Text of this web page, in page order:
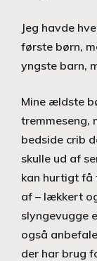
Jeg havde
første børn,
yngste barn,
Mine ældste
tremmeseng,
bedside crib
skulle ud af
kan hurtigt få
af – lækkert
slyngevugge
også
der har brug